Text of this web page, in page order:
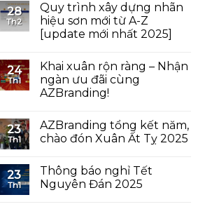
28
Th2
Quy trình xây dựng nhãn
hiệu sơn mới từ A-Z
[update mới nhất 2025]
24
Th1
Khai xuân rộn ràng – Nhận
ngàn ưu đãi cùng
AZBranding!
23
Th1
AZBranding tổng kết năm,
chào đón Xuân Ất Tỵ 2025
23
Th1
Thông báo nghỉ Tết
Nguyên Đán 2025